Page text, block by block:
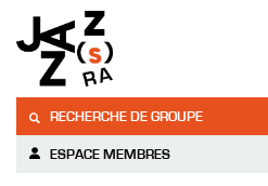
RECHERCHE DE GROUPE
ESPACE MEMBRES